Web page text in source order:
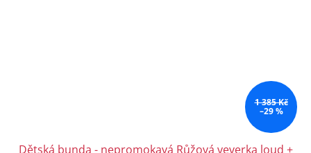
1 385 Kč
–29 %
Dětská bunda - nepromokavá Růžová veverka loud +